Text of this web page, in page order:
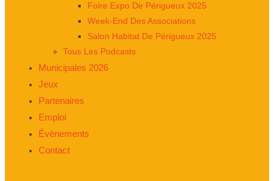
Foire Expo De Périgueux 2025
Week-End Des Associations
Salon Habitat De Périgueux 2025
Tous Les Podcasts
Municipales 2026
Jeux
Partenaires
Emploi
Évènements
Contact